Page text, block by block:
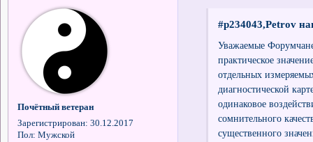
Почётный ветеран
Зарегистрирован: 30.12.2017
Пол: Мужской
#p234043,Petrov
Уважаемые
практическое
отдельных
диагностической
одинаковое
сомнительного
существенного